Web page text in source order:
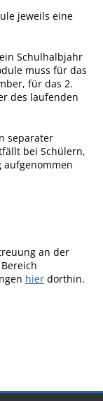
jeweils eine
Schulhalbjahr
muss für das
für das 2.
des laufenden
separater
bei Schülern,
an der
hier dorthin.